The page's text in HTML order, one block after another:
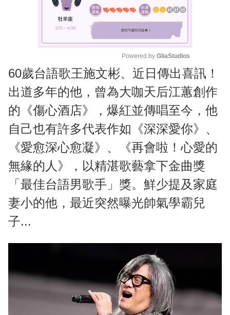
M
u
t
e
Powered by GliaStudios
60歲台語歌王施文彬、近日傳出喜訊！
出道多年的他，曾為大咖天后江蕙創作
的《傷心酒店》，爆紅並傳唱至今，他
自己也有許多代表作如《深深愛你》、
《愛愈深心愈凝》、《再會啦！心愛的
無緣的人》，以精湛歌藝拿下金曲獎
「最佳台語男歌手」獎。鮮少提及家庭
妻小的他，最近突然曝光帥氣學霸兒
子...